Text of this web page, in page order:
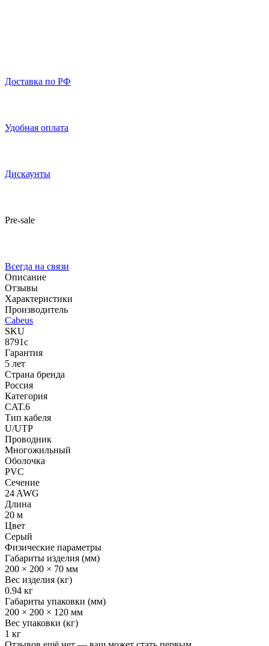
Доставка по РФ
Удобная оплата
Дискаунты
Pre-sale
Всегда на связи
Описание
Отзывы
Характеристики
Производитель
Cabeus
SKU
8791c
Гарантия
5 лет
Страна бренда
Россия
Категория
CAT.6
Тип кабеля
U/UTP
Проводник
Многожильный
Оболочка
PVC
Сечение
24 AWG
Длина
20 м
Цвет
Серый
Физические параметры
Габариты изделия (мм)
200 × 200 × 70 мм
Вес изделия (кг)
0.94 кг
Габариты упаковки (мм)
200 × 200 × 120 мм
Вес упаковки (кг)
1 кг